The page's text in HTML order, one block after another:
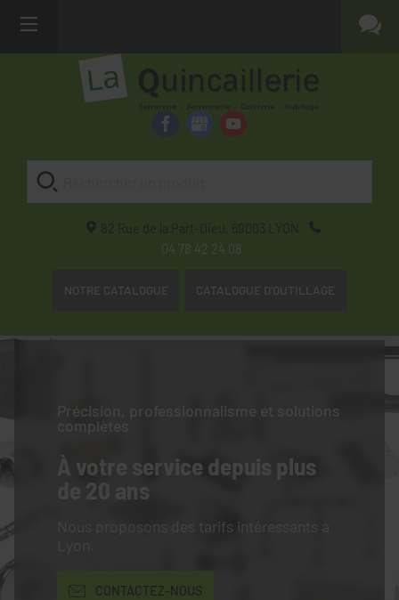
82 Rue de la Part-Dieu, 69003
LYON
04 78 42 24 08
NOTRE CATALOGUE CATALOGUE D'OUTILLAGE
Précision, professionnalisme et solutions
complètes
À votre service depuis plus
de 20 ans
Nous proposons des tarifs intéressants à
CONTACTEZ-NOUS